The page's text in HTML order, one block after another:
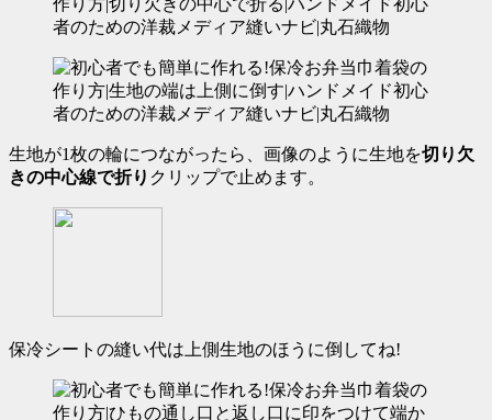
生地が1枚の輪につながったら、画像のように生地を切り欠
きの中心線で折り クリップで止めます。
保冷シートの縫い代は上側生地のほうに倒してね!